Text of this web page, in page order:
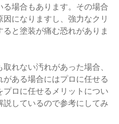
場合もあります。その場合
になりますし、強力なクリ
と塗装が痛む恐れがありま
れない汚れがあった場合、
ある場合にはプロに任せる
ロに任せるメリットについ
しているので参考にしてみ